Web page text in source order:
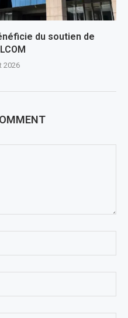
du soutien de
2026